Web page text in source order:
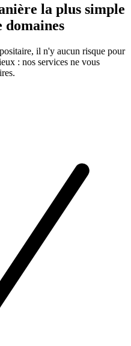
la plus simple
domaines
il n'y aucun risque pour
: nos services ne vous